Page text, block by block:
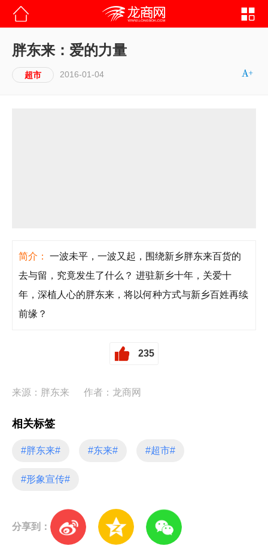
胖东来：爱的力量
超市 2016-01-04
简介：
一波未平，一波又起，围绕新乡胖东来百货的
去与留，究竟发生了什么？ 进驻新乡十年，关爱十
年，深植人心的胖东来，将以何种方式与新乡百姓再续
前缘？
235
来源：胖东来 作者：龙商网
相关标签
#胖东来# #东来# #超市#
#形象宣传#
分享到：